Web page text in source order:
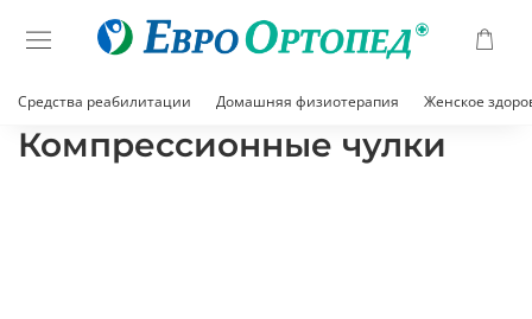
Средства реабилитации Домашняя физиотерапия Женское
Компрессионные чулки